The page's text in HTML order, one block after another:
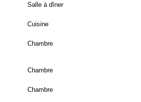
Salle à dîner
Cuisine
Chambre
Chambre
Chambre